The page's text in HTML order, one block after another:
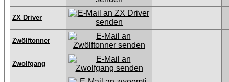
ZX Driver
Zwölftonner
Zwolfgang